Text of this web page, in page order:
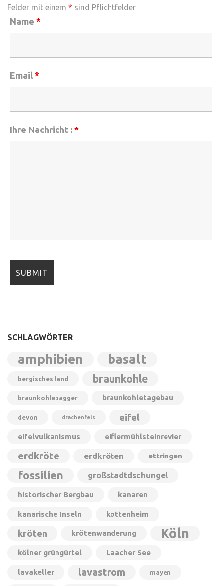
Felder mit einem * sind Pflichtfelder
Name *
Email *
Ihre Nachricht : *
SCHLAGWÖRTER
amphibien basalt
bergisches land braunkohle
braunkohlebagger braunkohletagebau
devon drachenfels eifel
eifelvulkanismus eiflermühlsteinrevier
erdkröte erdkröten ettringen
fossilien großstadtdschungel
historischer Bergbau kanaren
kanarische Inseln kottenheim
kröten krötenwanderung Köln
kölner grüngürtel Laacher See
lavakeller lavastrom mayen